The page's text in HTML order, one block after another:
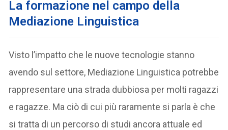
La formazione nel campo della
Mediazione Linguistica
Visto l’impatto che le nuove tecnologie stanno
avendo sul settore, Mediazione Linguistica potrebbe
rappresentare una strada dubbiosa per molti ragazzi
e ragazze. Ma ciò di cui più raramente si parla è che
si tratta di un percorso di studi ancora attuale ed